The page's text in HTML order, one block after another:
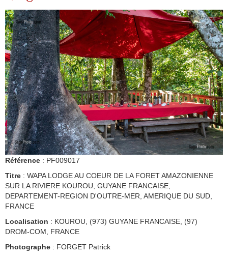
Référence : PF009017
Titre : WAPA LODGE AU COEUR DE LA FORET AMAZONIENNE
SUR LA RIVIERE KOUROU, GUYANE FRANCAISE,
DEPARTEMENT-REGION D'OUTRE-MER, AMERIQUE DU SUD,
FRANCE
Localisation : KOUROU, (973) GUYANE FRANCAISE, (97)
DROM-COM, FRANCE
Photographe : FORGET Patrick